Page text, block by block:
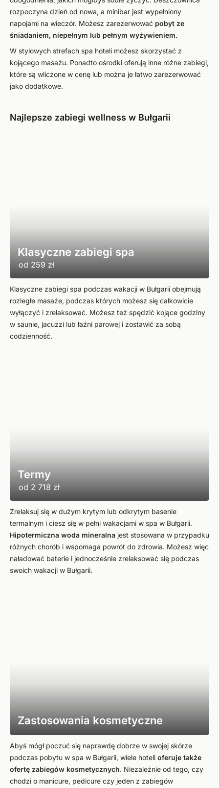
rozpoczyna dzień od nowa, a minibar jest wypełniony
napojami na wieczór. Możesz zarezerwować pobyt ze
śniadaniem, niepełnym lub pełnym wyżywieniem.
W stylowych strefach spa hoteli możesz skorzystać z
kojącego masażu. Ponadto ośrodki oferują inne różne zabiegi,
które są wliczone w cenę lub można je łatwo zarezerwować
jako dodatkowe.
Najlepsze zabiegi wellness w Bułgarii
Klasyczne zabiegi spa
od 259 zł
Klasyczne zabiegi spa podczas wakacji w Bułgarii obejmują
rozległe masaże, podczas których możesz się całkowicie
wyłączyć i zrelaksować. Możesz też spędzić kojące godziny
w saunie, jacuzzi lub łaźni parowej i zostawić za sobą
codzienność.
Termy
od 2 718 zł
Zrelaksuj się w dużym krytym lub odkrytym basenie
termalnym i ciesz się w pełni wakacjami w spa w Bułgarii.
Hipotermiczna woda mineralna jest stosowana w przypadku
różnych chorób i wspomaga powrót do zdrowia. Możesz więc
naładować baterie i jednocześnie zrelaksować się podczas
swoich wakacji w Bułgarii.
Zastosowania kosmetyczne
Abyś mógł poczuć się naprawdę dobrze w swojej skórze
podczas pobytu w spa w Bułgarii, wiele hoteli oferuje także
ofertę zabiegów kosmetycznych. Niezależnie od tego, czy
chodzi o manicure, pedicure czy jeden z zabiegów